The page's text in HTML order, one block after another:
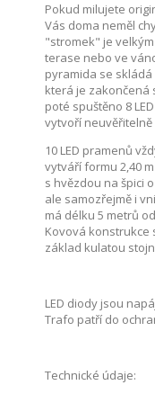
Pokud milujete
Vás doma neměl
"stromek" je
terase nebo ve
pyramida se
která je zakončená
poté spuštěno 8
vytvoří
10 LED pramenů
vytváří formu 2,40
s hvězdou na špici
ale samozřejmě i
má délku 5 metrů
Kovová konstrukce
základ kulatou
LED diody jsou
Trafo patří do
Technické údaje: